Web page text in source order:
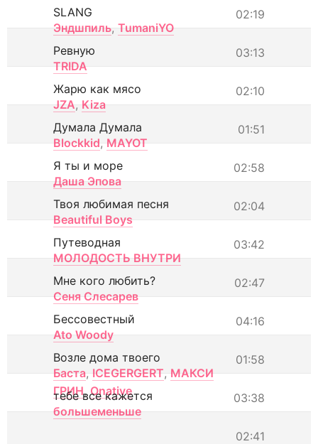
02:19
SLANG
Эндшпиль, TumaniYO
03:13
Ревную
TRIDA
02:10
Жарю как мясо
JZA, Kiza
01:51
Думала Думала
Blockkid, MAYOT
02:58
Я ты и море
Даша Эпова
02:04
Твоя любимая песня
Beautiful Boys
03:42
Путеводная
МОЛОДОСТЬ ВНУТРИ
02:47
Мне кого любить?
Сеня Слесарев
04:16
Бессовестный
Ato Woody
01:58
Возле дома твоего
Баста, ICEGERGERT, МАКСИ
ГРИН, Onative 03:38
тебе все кажется
большеменьше
02:41